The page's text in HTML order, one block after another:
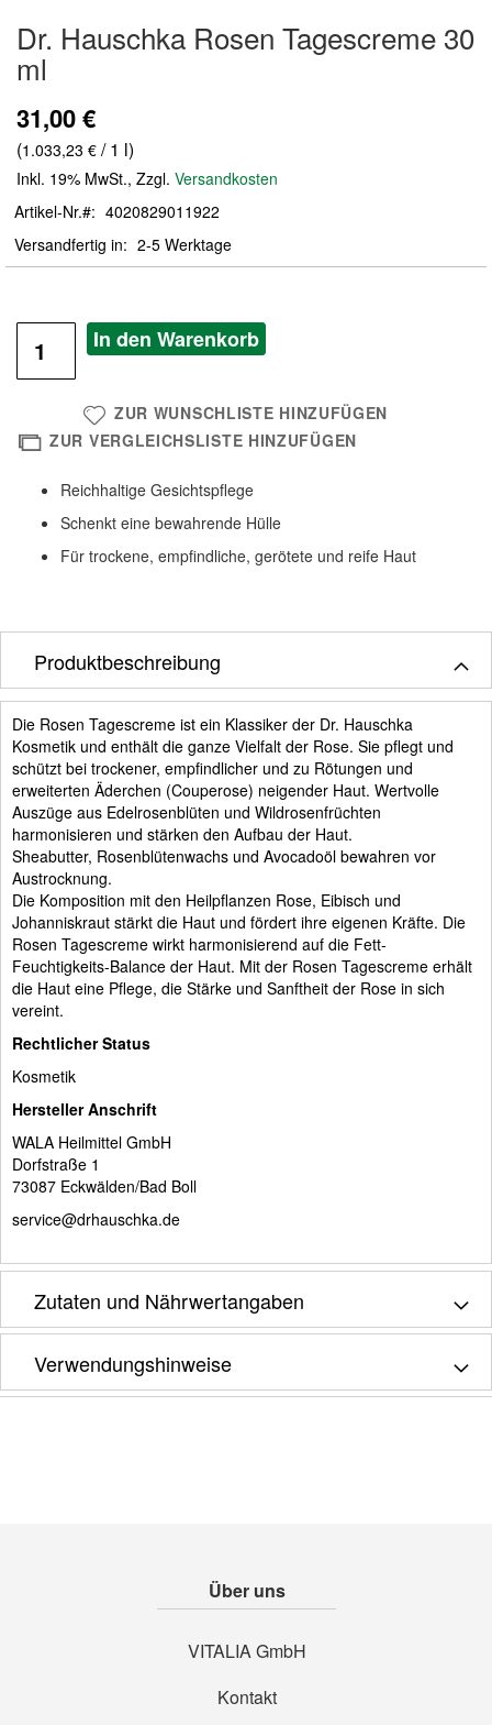
Anfang
der
Bildergalerie
Dr. Hauschka Rosen Tagescreme 30
ml
31,00 €
(1.033,23 € / 1 l)
Inkl. 19% MwSt., Zzgl. Versandkosten
Artikel-Nr.
4020829011922
Versandfertig in
2-5 Werktage
In den Warenkorb
ZUR WUNSCHLISTE HINZUFÜGEN
ZUR VERGLEICHSLISTE HINZUFÜGEN
Reichhaltige Gesichtspflege
Schenkt eine bewahrende Hülle
Für trockene, empfindliche, gerötete und reife Haut
Produktbeschreibung
Die Rosen Tagescreme ist ein Klassiker der Dr. Hauschka
Kosmetik und enthält die ganze Vielfalt der Rose. Sie pflegt und
schützt bei trockener, empfindlicher und zu Rötungen und
erweiterten Äderchen (Couperose) neigender Haut. Wertvolle
Auszüge aus Edelrosenblüten und Wildrosenfrüchten
harmonisieren und stärken den Aufbau der Haut.
Sheabutter, Rosenblütenwachs und Avocadoöl bewahren vor
Austrocknung.
Die Komposition mit den Heilpflanzen Rose, Eibisch und
Johanniskraut stärkt die Haut und fördert ihre eigenen Kräfte. Die
Rosen Tagescreme wirkt harmonisierend auf die Fett-
Feuchtigkeits-Balance der Haut. Mit der Rosen Tagescreme erhält
die Haut eine Pflege, die Stärke und Sanftheit der Rose in sich
vereint.
Rechtlicher Status
Kosmetik
Hersteller Anschrift
WALA Heilmittel GmbH
Dorfstraße 1
73087 Eckwälden/Bad Boll
service@drhauschka.de
Zutaten und Nährwertangaben
Verwendungshinweise
Über uns
VITALIA GmbH
Kontakt